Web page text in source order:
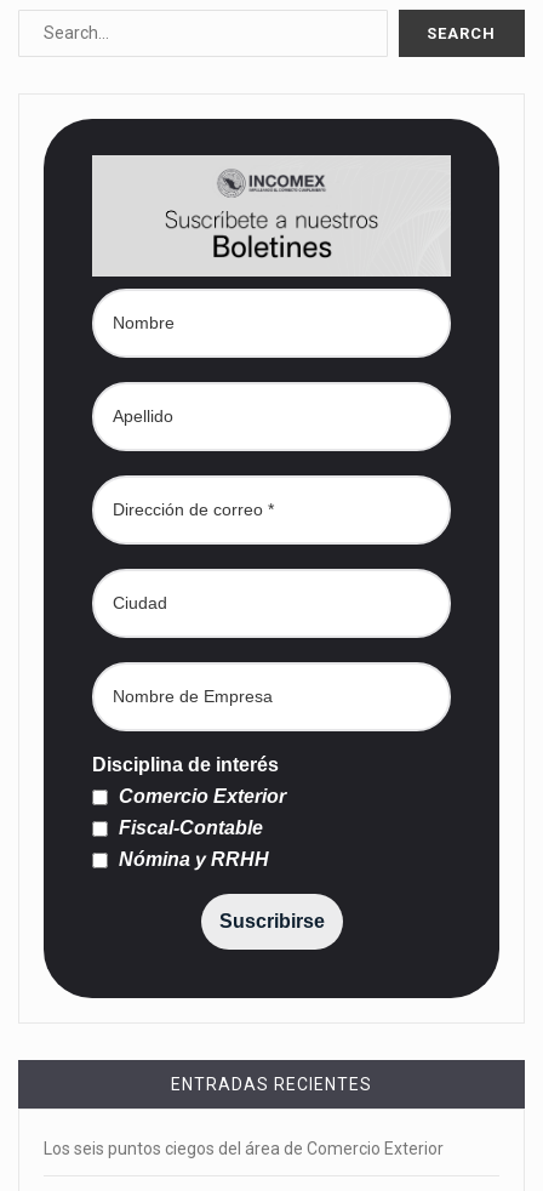
Disciplina de interés
Comercio Exterior
Fiscal-Contable
Nómina y RRHH
Suscribirse
ENTRADAS RECIENTES
Los seis puntos ciegos del área de Comercio Exterior